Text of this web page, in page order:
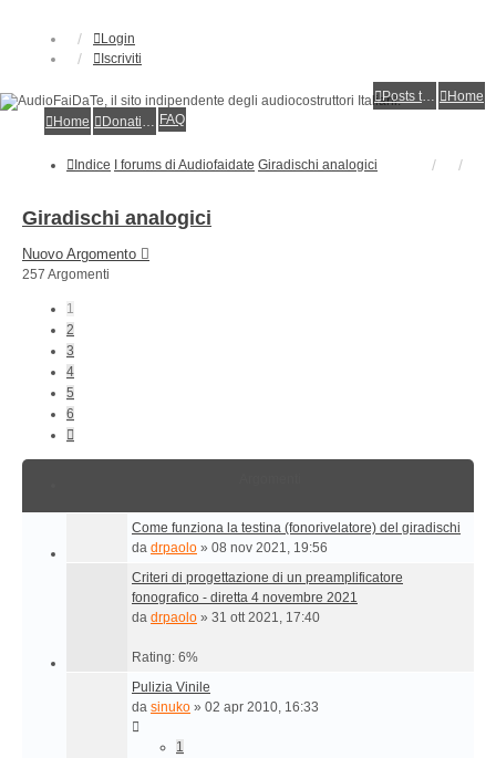
Login
Iscriviti
Posts toplist
Home
Home
Donations FAQ
Indice I forums di Audiofaidate Giradischi analogici
Giradischi analogici
Nuovo Argomento
257 Argomenti
1
2
3
4
5
6
Come funziona la testina (fonorivelatore) del giradischi
da drpaolo » 08 nov 2021, 19:56
Criteri di progettazione di un preamplificatore
fonografico - diretta 4 novembre 2021
da drpaolo » 31 ott 2021, 17:40
Rating: 6%
Pulizia Vinile
da sinuko » 02 apr 2010, 16:33
1